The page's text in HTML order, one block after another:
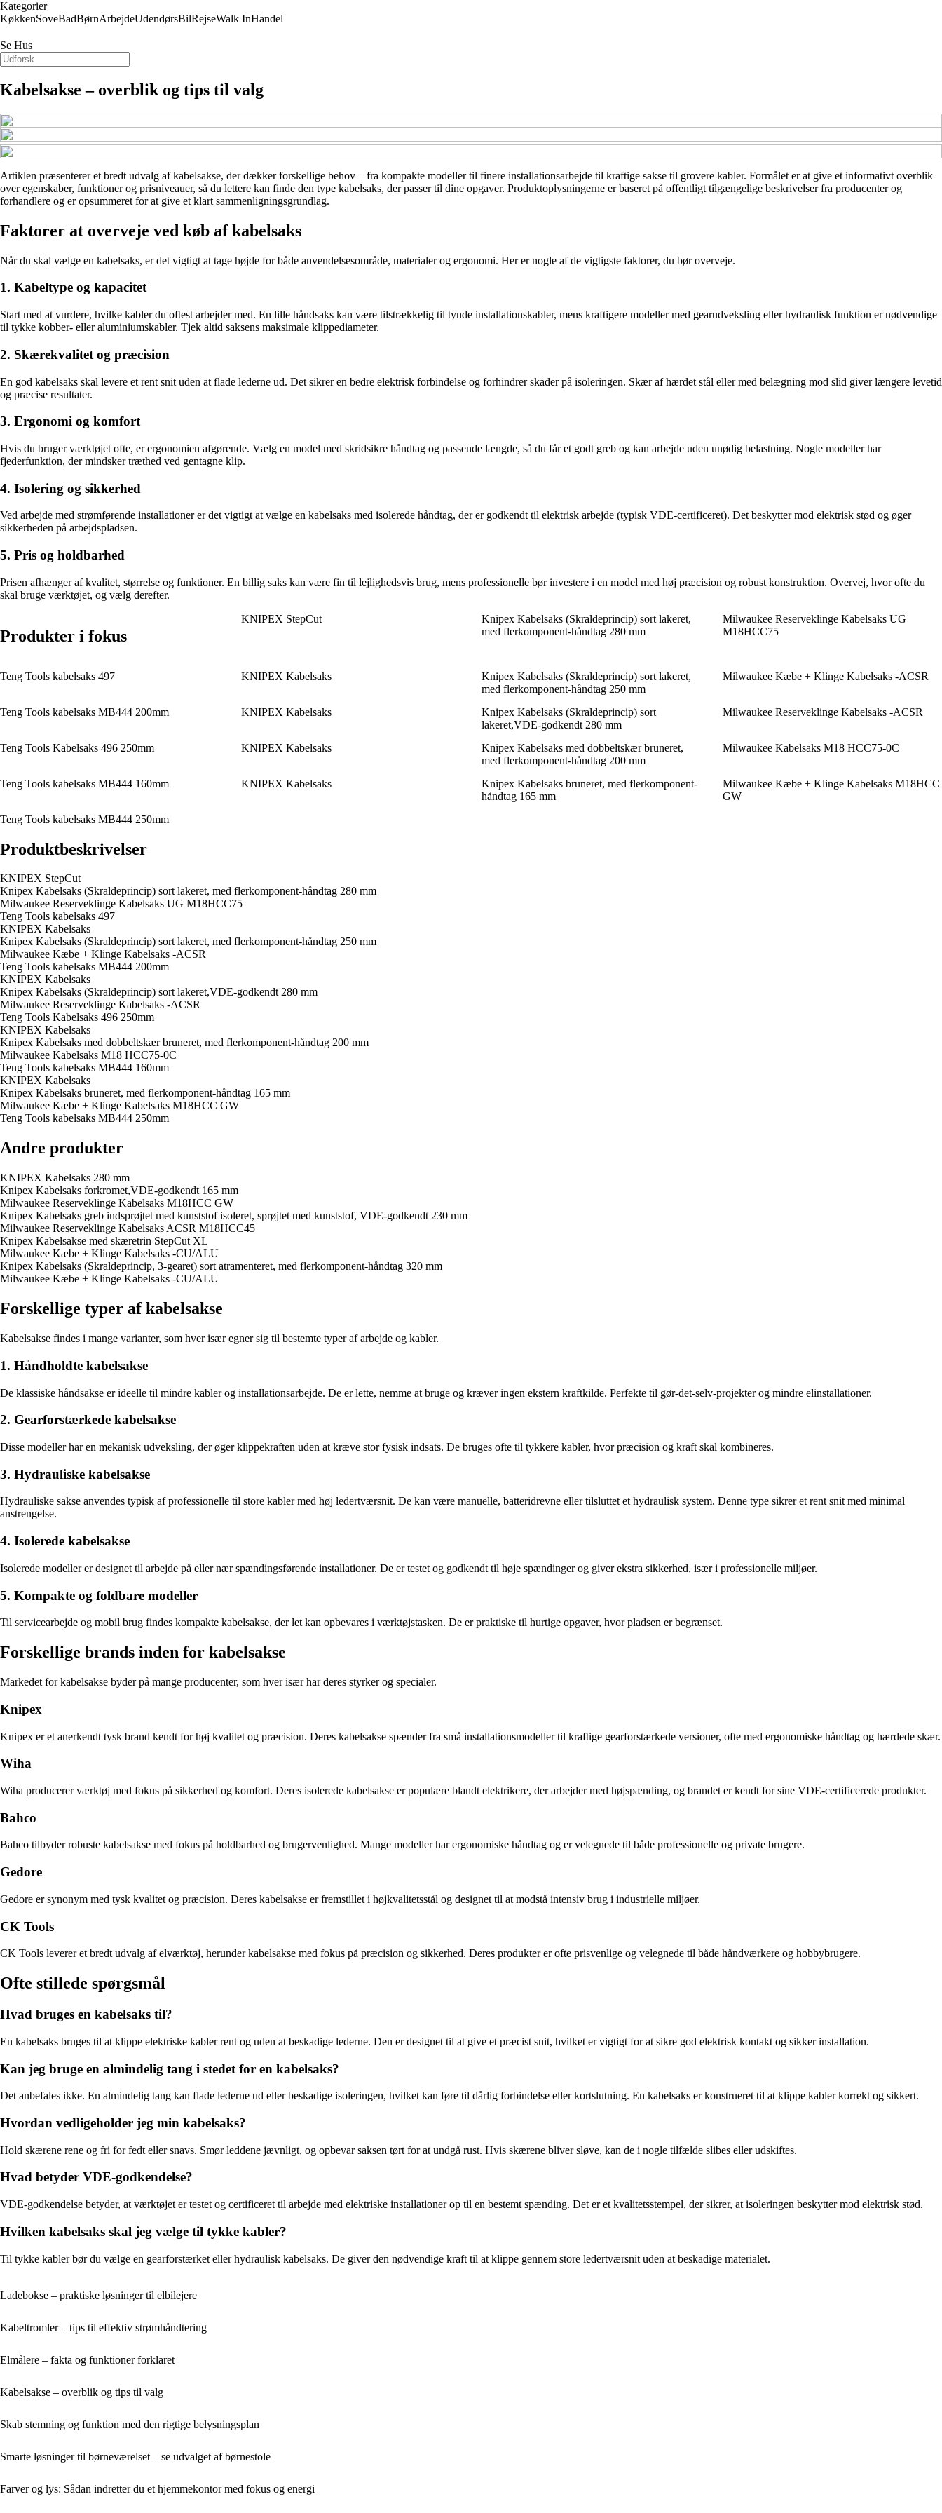
Kategorier
KøkkenSoveBadBørnArbejdeUdendørsBilRejseWalk InHandel
Se Hus
Kabelsakse – overblik og tips til valg
Artiklen præsenterer et bredt udvalg af kabelsakse, der dækker forskellige behov – fra kompakte modeller til finere installationsarbejde til kraftige sakse til grovere kabler. Formålet er at give et informativt overblik
over egenskaber, funktioner og prisniveauer, så du lettere kan finde den type kabelsaks, der passer til dine opgaver. Produktoplysningerne er baseret på offentligt tilgængelige beskrivelser fra producenter og
forhandlere og er opsummeret for at give et klart sammenligningsgrundlag.
Faktorer at overveje ved køb af kabelsaks
Når du skal vælge en kabelsaks, er det vigtigt at tage højde for både anvendelsesområde, materialer og ergonomi. Her er nogle af de vigtigste faktorer, du bør overveje.
1. Kabeltype og kapacitet
Start med at vurdere, hvilke kabler du oftest arbejder med. En lille håndsaks kan være tilstrækkelig til tynde installationskabler, mens kraftigere modeller med gearudveksling eller hydraulisk funktion er nødvendige
til tykke kobber- eller aluminiumskabler. Tjek altid saksens maksimale klippediameter.
2. Skærekvalitet og præcision
En god kabelsaks skal levere et rent snit uden at flade lederne ud. Det sikrer en bedre elektrisk forbindelse og forhindrer skader på isoleringen. Skær af hærdet stål eller med belægning mod slid giver længere levetid
og præcise resultater.
3. Ergonomi og komfort
Hvis du bruger værktøjet ofte, er ergonomien afgørende. Vælg en model med skridsikre håndtag og passende længde, så du får et godt greb og kan arbejde uden unødig belastning. Nogle modeller har
fjederfunktion, der mindsker træthed ved gentagne klip.
4. Isolering og sikkerhed
Ved arbejde med strømførende installationer er det vigtigt at vælge en kabelsaks med isolerede håndtag, der er godkendt til elektrisk arbejde (typisk VDE-certificeret). Det beskytter mod elektrisk stød og øger
sikkerheden på arbejdspladsen.
5. Pris og holdbarhed
Prisen afhænger af kvalitet, størrelse og funktioner. En billig saks kan være fin til lejlighedsvis brug, mens professionelle bør investere i en model med høj præcision og robust konstruktion. Overvej, hvor ofte du
skal bruge værktøjet, og vælg derefter.
Produkter i fokus
KNIPEX StepCut
Knipex Kabelsaks (Skraldeprincip) sort lakeret,
med flerkomponent-håndtag 280 mm
Milwaukee Reserveklinge Kabelsaks UG
M18HCC75
Teng Tools kabelsaks 497 KNIPEX Kabelsaks
Knipex Kabelsaks (Skraldeprincip) sort lakeret,
med flerkomponent-håndtag 250 mm
Milwaukee Kæbe + Klinge Kabelsaks -ACSR
Teng Tools kabelsaks MB444 200mm KNIPEX Kabelsaks
Knipex Kabelsaks (Skraldeprincip) sort
lakeret,VDE-godkendt 280 mm
Milwaukee Reserveklinge Kabelsaks -ACSR
Teng Tools Kabelsaks 496 250mm KNIPEX Kabelsaks
Knipex Kabelsaks med dobbeltskær bruneret,
med flerkomponent-håndtag 200 mm
Milwaukee Kabelsaks M18 HCC75-0C
Teng Tools kabelsaks MB444 160mm KNIPEX Kabelsaks
Knipex Kabelsaks bruneret, med flerkomponent-
håndtag 165 mm
Milwaukee Kæbe + Klinge Kabelsaks M18HCC
GW
Teng Tools kabelsaks MB444 250mm
Produktbeskrivelser
KNIPEX StepCut
Knipex Kabelsaks (Skraldeprincip) sort lakeret, med flerkomponent-håndtag 280 mm
Milwaukee Reserveklinge Kabelsaks UG M18HCC75
Teng Tools kabelsaks 497
KNIPEX Kabelsaks
Knipex Kabelsaks (Skraldeprincip) sort lakeret, med flerkomponent-håndtag 250 mm
Milwaukee Kæbe + Klinge Kabelsaks -ACSR
Teng Tools kabelsaks MB444 200mm
KNIPEX Kabelsaks
Knipex Kabelsaks (Skraldeprincip) sort lakeret,VDE-godkendt 280 mm
Milwaukee Reserveklinge Kabelsaks -ACSR
Teng Tools Kabelsaks 496 250mm
KNIPEX Kabelsaks
Knipex Kabelsaks med dobbeltskær bruneret, med flerkomponent-håndtag 200 mm
Milwaukee Kabelsaks M18 HCC75-0C
Teng Tools kabelsaks MB444 160mm
KNIPEX Kabelsaks
Knipex Kabelsaks bruneret, med flerkomponent-håndtag 165 mm
Milwaukee Kæbe + Klinge Kabelsaks M18HCC GW
Teng Tools kabelsaks MB444 250mm
Andre produkter
KNIPEX Kabelsaks 280 mm
Knipex Kabelsaks forkromet,VDE-godkendt 165 mm
Milwaukee Reserveklinge Kabelsaks M18HCC GW
Knipex Kabelsaks greb indsprøjtet med kunststof isoleret, sprøjtet med kunststof, VDE-godkendt 230 mm
Milwaukee Reserveklinge Kabelsaks ACSR M18HCC45
Knipex Kabelsakse med skæretrin StepCut XL
Milwaukee Kæbe + Klinge Kabelsaks -CU/ALU
Knipex Kabelsaks (Skraldeprincip, 3-gearet) sort atramenteret, med flerkomponent-håndtag 320 mm
Milwaukee Kæbe + Klinge Kabelsaks -CU/ALU
Forskellige typer af kabelsakse
Kabelsakse findes i mange varianter, som hver især egner sig til bestemte typer af arbejde og kabler.
1. Håndholdte kabelsakse
De klassiske håndsakse er ideelle til mindre kabler og installationsarbejde. De er lette, nemme at bruge og kræver ingen ekstern kraftkilde. Perfekte til gør-det-selv-projekter og mindre elinstallationer.
2. Gearforstærkede kabelsakse
Disse modeller har en mekanisk udveksling, der øger klippekraften uden at kræve stor fysisk indsats. De bruges ofte til tykkere kabler, hvor præcision og kraft skal kombineres.
3. Hydrauliske kabelsakse
Hydrauliske sakse anvendes typisk af professionelle til store kabler med høj ledertværsnit. De kan være manuelle, batteridrevne eller tilsluttet et hydraulisk system. Denne type sikrer et rent snit med minimal
anstrengelse.
4. Isolerede kabelsakse
Isolerede modeller er designet til arbejde på eller nær spændingsførende installationer. De er testet og godkendt til høje spændinger og giver ekstra sikkerhed, især i professionelle miljøer.
5. Kompakte og foldbare modeller
Til servicearbejde og mobil brug findes kompakte kabelsakse, der let kan opbevares i værktøjstasken. De er praktiske til hurtige opgaver, hvor pladsen er begrænset.
Forskellige brands inden for kabelsakse
Markedet for kabelsakse byder på mange producenter, som hver især har deres styrker og specialer.
Knipex
Knipex er et anerkendt tysk brand kendt for høj kvalitet og præcision. Deres kabelsakse spænder fra små installationsmodeller til kraftige gearforstærkede versioner, ofte med ergonomiske håndtag og hærdede skær.
Wiha
Wiha producerer værktøj med fokus på sikkerhed og komfort. Deres isolerede kabelsakse er populære blandt elektrikere, der arbejder med højspænding, og brandet er kendt for sine VDE-certificerede produkter.
Bahco
Bahco tilbyder robuste kabelsakse med fokus på holdbarhed og brugervenlighed. Mange modeller har ergonomiske håndtag og er velegnede til både professionelle og private brugere.
Gedore
Gedore er synonym med tysk kvalitet og præcision. Deres kabelsakse er fremstillet i højkvalitetsstål og designet til at modstå intensiv brug i industrielle miljøer.
CK Tools
CK Tools leverer et bredt udvalg af elværktøj, herunder kabelsakse med fokus på præcision og sikkerhed. Deres produkter er ofte prisvenlige og velegnede til både håndværkere og hobbybrugere.
Ofte stillede spørgsmål
Hvad bruges en kabelsaks til?
En kabelsaks bruges til at klippe elektriske kabler rent og uden at beskadige lederne. Den er designet til at give et præcist snit, hvilket er vigtigt for at sikre god elektrisk kontakt og sikker installation.
Kan jeg bruge en almindelig tang i stedet for en kabelsaks?
Det anbefales ikke. En almindelig tang kan flade lederne ud eller beskadige isoleringen, hvilket kan føre til dårlig forbindelse eller kortslutning. En kabelsaks er konstrueret til at klippe kabler korrekt og sikkert.
Hvordan vedligeholder jeg min kabelsaks?
Hold skærene rene og fri for fedt eller snavs. Smør leddene jævnligt, og opbevar saksen tørt for at undgå rust. Hvis skærene bliver sløve, kan de i nogle tilfælde slibes eller udskiftes.
Hvad betyder VDE-godkendelse?
VDE-godkendelse betyder, at værktøjet er testet og certificeret til arbejde med elektriske installationer op til en bestemt spænding. Det er et kvalitetsstempel, der sikrer, at isoleringen beskytter mod elektrisk stød.
Hvilken kabelsaks skal jeg vælge til tykke kabler?
Til tykke kabler bør du vælge en gearforstærket eller hydraulisk kabelsaks. De giver den nødvendige kraft til at klippe gennem store ledertværsnit uden at beskadige materialet.
Ladebokse – praktiske løsninger til elbilejere
Kabeltromler – tips til effektiv strømhåndtering
Elmålere – fakta og funktioner forklaret
Kabelsakse – overblik og tips til valg
Skab stemning og funktion med den rigtige belysningsplan
Smarte løsninger til børneværelset – se udvalget af børnestole
Farver og lys: Sådan indretter du et hjemmekontor med fokus og energi